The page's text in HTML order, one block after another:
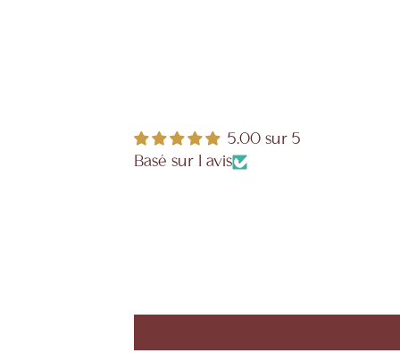
5.00 sur 5
Basé sur 1 avis